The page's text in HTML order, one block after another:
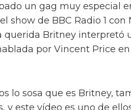
un gag muy especial
show de BBC Radio 1 con
querida Britney interpretó
por Vincent Price
lo sosa que es Britney,
y este vídeo es uno de